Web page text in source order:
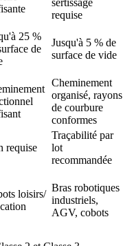
sertissage
requise
25 %
de
Jusqu'à 5 % de
surface de vide
Cheminement
organisé, rayons
de courbure
conformes
requise
Traçabilité par
lot
recommandée
loisirs/
Bras robotiques
industriels,
AGV, cobots